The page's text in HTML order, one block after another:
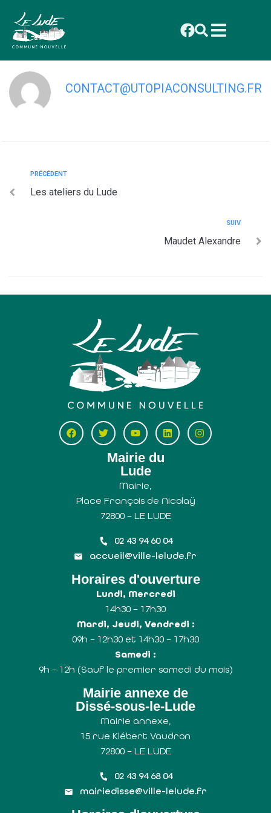
principal
Maine Plastiques services
CONTACT@UTOPIACONSULTING.FR
PRÉCÉDENT
Les ateliers du Lude
SUIV
Maudet Alexandre
Mairie du
Lude
Mairie,
Place François de Nicolaÿ
72800 – LE LUDE
02 43 94 60 04
accueil@ville-lelude.fr
Horaires d'ouverture
Lundi, Mercredi
14h30 – 17h30
Mardi, Jeudi, Vendredi :
09h – 12h30 et 14h30 – 17h30
Samedi :
9h – 12h (Sauf le premier samedi du mois)
Mairie annexe de
Dissé-sous-le-Lude
Mairie annexe,
15 rue Klébert Vaudron
72800 – LE LUDE
02 43 94 68 04
mairiedisse@ville-lelude.fr